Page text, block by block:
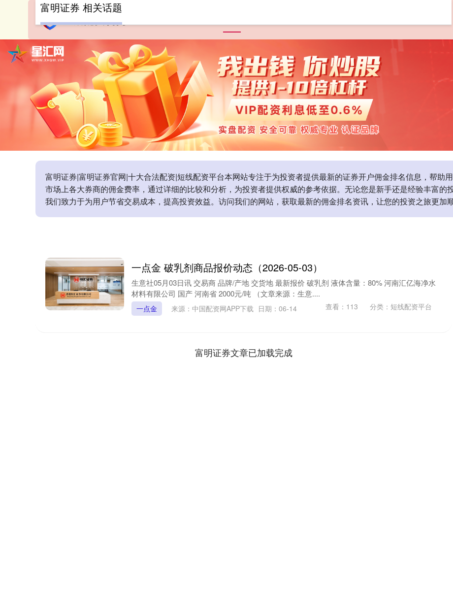
富明证券|富明证券官网|十大合法配资|短线配资平台本网站专注于为投资者提供最新的证券开户佣金排名信息，帮助
市场上各大券商的佣金费率，通过详细的比较和分析，为投资者提供权威的参考依据。无论您是新手还是经验丰富的
我们致力于为用户节省交易成本，提高投资效益。访问我们的网站，获取最新的佣金排名资讯，让您的投资之旅更加顺
富明证券 相关话题
一点金 破乳剂商品报价动态（2026-05-03）
生意社05月03日讯 交易商 品牌/产地 交货地 最新报价 破乳剂 液体含量：80% 河南汇亿海净水
材料有限公司 国产 河南省 2000元/吨 （文章来源：生意....
一点金 来源：中国配资网APP下载 日期：06-14 查看： 113 分类： 短线配资平台
富明证券文章已加载完成